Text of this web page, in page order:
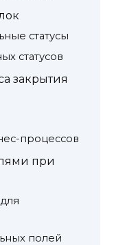
статусы
статусов
закрытия
процессов
при
полей